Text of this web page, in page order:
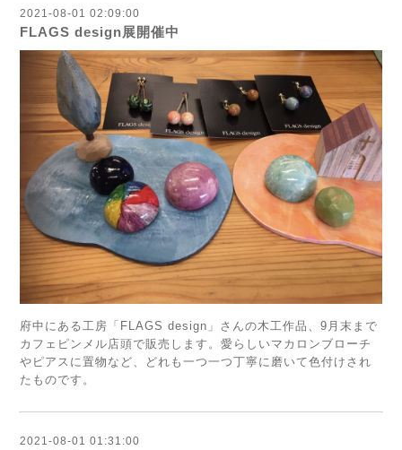
2021-08-01 02:09:00
FLAGS design展開催中
府中にある工房「FLAGS design」さんの木工作品、9月末まで
カフェピンメル店頭で販売します。愛らしいマカロンブローチ
やピアスに置物など、どれも一つ一つ丁寧に磨いて色付けされ
たものです。
2021-08-01 01:31:00